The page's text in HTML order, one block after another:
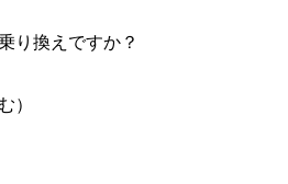
り換えですか？
）